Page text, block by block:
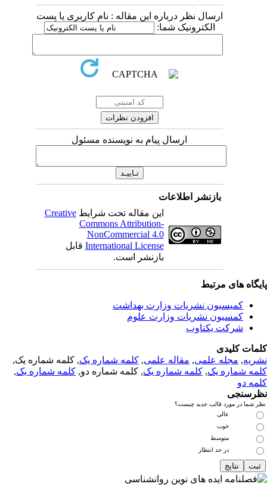
ارسال نظر درباره این مقاله : نام کاربری یا پست
الکترونیک شما:
ارسال پیام به نویسنده مسئول
بازنشر اطلاعات
این مقاله تحت شرایطCreative
Commons Attribution-
NonCommercial 4.0
International Licenseقابل
بازنشر است.
های مرتبط
کمیسیون نشریات وزارت بهداشت
کمسیون نشریات وزارت علوم
شرکت یکتاوب
کلیدی
,مجله علمی, مقاله علمی, کلمه شماره یک, کلمه شماره یک,
شماره یک,کلمه شماره یک, کلمه شماره دو,کلمه شماره یک,
دو
شما در مورد قالب جدید چیست؟
عالی
خوب
متوسط
در حد انتظار